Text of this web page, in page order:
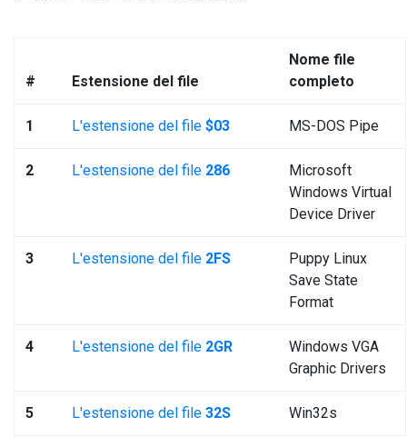
# Estensione del file
Nome file
completo
1 L'estensione del file $03 MS-DOS Pipe
2 L'estensione del file 286
Microsoft
Windows Virtual
Device Driver
3 L'estensione del file 2FS
Puppy Linux
Save State
Format
4 L'estensione del file 2GR
Windows VGA
Graphic Drivers
5 L'estensione del file 32S Win32s